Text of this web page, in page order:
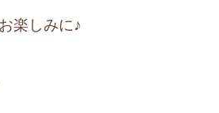
楽しみに♪